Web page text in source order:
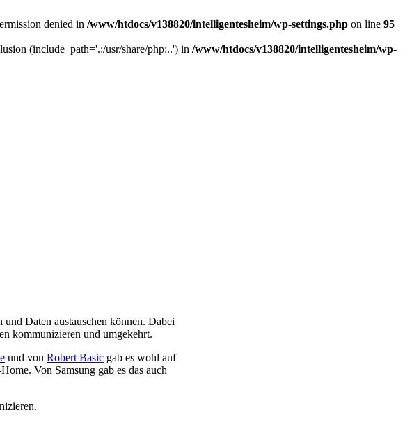
denied in /www/htdocs/v138820/intelligentesheim/wp-settings.php on line 95
(include_path='.:/usr/share/php:..') in /www/htdocs/v138820/intelligentesheim/wp-
Daten austauschen können. Dabei
kommunizieren und umgekehrt.
und von Robert Basic gab es wohl auf
Von Samsung gab es das auch